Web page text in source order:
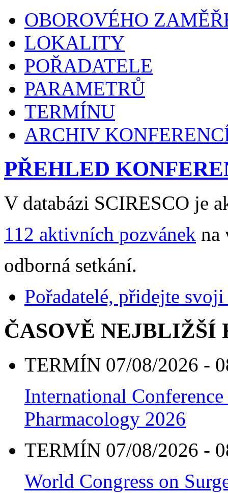
OBOROVÉHO
LOKALITY
POŘADATELE
PARAMETRŮ
TERMÍNU
ARCHIV
PŘEHLED
V databázi SCIRESCO je
112 aktivních pozvánek na
odborná setkání.
Pořadatelé, přidejte
ČASOVĚ NEJBLIŽŠÍ
TERMÍN 07/08/2026 -
International
Pharmacology 2026
TERMÍN 07/08/2026 -
World Congress on